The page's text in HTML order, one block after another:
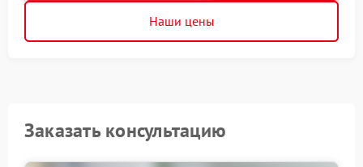
Наши цены
Заказать консультацию